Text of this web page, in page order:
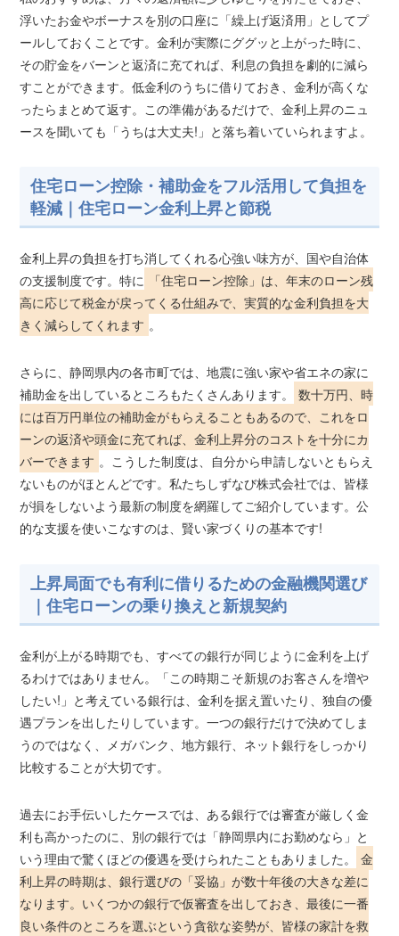
浮いたお金やボーナスを別の口座に「繰上げ返済用」としてプ
ールしておくことです。金利が実際にググッと上がった時に、
その貯金をバーンと返済に充てれば、利息の負担を劇的に減ら
すことができます。低金利のうちに借りておき、金利が高くな
ったらまとめて返す。この準備があるだけで、金利上昇のニュ
ースを聞いても「うちは大丈夫!」と落ち着いていられますよ。
住宅ローン控除・補助金をフル活用して負担を
軽減｜住宅ローン金利上昇と節税
金利上昇の負担を打ち消してくれる心強い味方が、国や自治体
の支援制度です。特に
「住宅ローン控除」は、年末のローン残
高に応じて税金が戻ってくる仕組みで、実質的な金利負担を大
きく減らしてくれます 。
さらに、静岡県内の各市町では、地震に強い家や省エネの家に
補助金を出しているところもたくさんあります。
数十万円、時
には百万円単位の補助金がもらえることもあるので、これをロ
ーンの返済や頭金に充てれば、金利上昇分のコストを十分にカ
バーできます 。こうした制度は、自分から申請しないともらえ
ないものがほとんどです。私たちしずなび株式会社では、皆様
が損をしないよう最新の制度を網羅してご紹介しています。公
的な支援を使いこなすのは、賢い家づくりの基本です!
上昇局面でも有利に借りるための金融機関選び
｜住宅ローンの乗り換えと新規契約
金利が上がる時期でも、すべての銀行が同じように金利を上げ
るわけではありません。「この時期こそ新規のお客さんを増や
したい!」と考えている銀行は、金利を据え置いたり、独自の優
遇プランを出したりしています。一つの銀行だけで決めてしま
うのではなく、メガバンク、地方銀行、ネット銀行をしっかり
比較することが大切です。
過去にお手伝いしたケースでは、ある銀行では審査が厳しく金
利も高かったのに、別の銀行では「静岡県内にお勤めなら」と
いう理由で驚くほどの優遇を受けられたこともありました。
金
利上昇の時期は、銀行選びの「妥協」が数十年後の大きな差に
なります。いくつかの銀行で仮審査を出しておき、最後に一番
良い条件のところを選ぶという貪欲な姿勢が、皆様の家計を救